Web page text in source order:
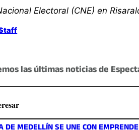
Electoral (CNE) en
las últimas noticias de